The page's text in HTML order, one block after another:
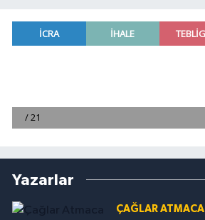
Yazarlar
ÇAĞLAR ATMACA